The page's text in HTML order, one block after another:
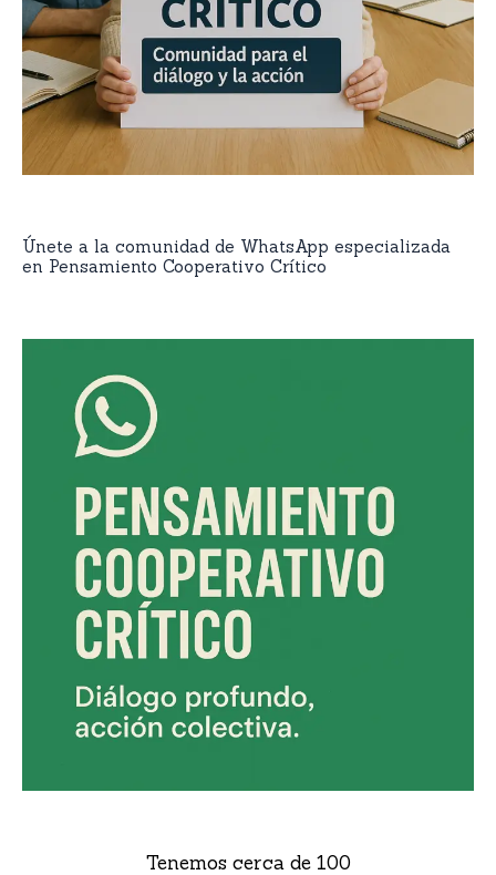
Únete a la comunidad de WhatsApp especializada
en Pensamiento Cooperativo Crítico
Tenemos cerca de 100